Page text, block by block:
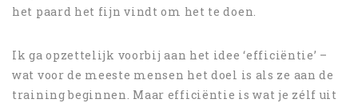
het paard het fijn vindt om het te doen.
Ik ga opzettelijk voorbij aan het idee ‘efficiëntie’ –
wat voor de meeste mensen het doel is als ze aan de
training beginnen. Maar efficiëntie is wat je zélf uit